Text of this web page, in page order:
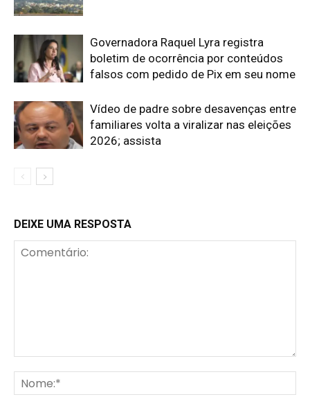
Governadora Raquel Lyra registra
boletim de ocorrência por conteúdos
falsos com pedido de Pix em seu nome
Vídeo de padre sobre desavenças entre
familiares volta a viralizar nas eleições
2026; assista
DEIXE UMA RESPOSTA